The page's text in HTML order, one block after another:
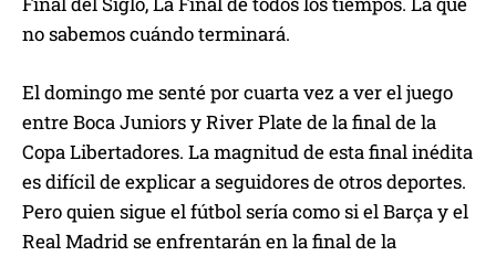
no sabemos cuándo terminará.
El domingo me senté por cuarta vez a ver el juego
entre Boca Juniors y River Plate de la final de la
Copa Libertadores. La magnitud de esta final inédita
es difícil de explicar a seguidores de otros deportes.
Pero quien sigue el fútbol sería como si el Barça y el
Real Madrid se enfrentarán en la final de la